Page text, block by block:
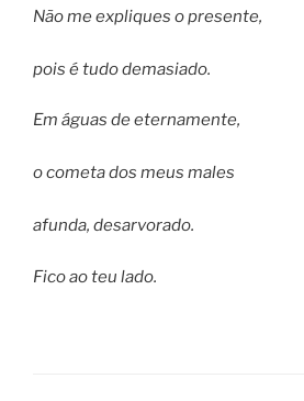
Não me expliques o presente,
pois é tudo demasiado.
Em águas de eternamente,
o cometa dos meus males
afunda, desarvorado.
Fico ao teu lado.